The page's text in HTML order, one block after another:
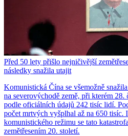
Před 50 lety přišlo nejničivější
následky snažila utajit
Komunistická Čína se všemožně
na severovýchodě země, při kterém
podle oficiálních údajů 242 tisíc lidí.
počet mrtvých vyšplhal až na 650 tisíc.
komunistického režimu se tato
zemětřesením 20. století.